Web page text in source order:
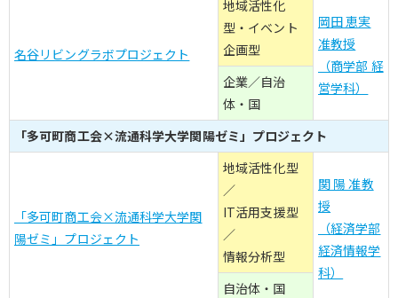
名谷リビングラボプロジェクト
地域活性化
型・イベント
企画型
岡田 恵実
准教授
（商学部 経
営学科）
企業／自治
体・国
「多可町商工会×流通科学大学関陽ゼミ」プロジェクト
「多可町商工会×流通科学大学関
陽ゼミ」プロジェクト
地域活性化型
／
IT活用支援型
／
情報分析型
関 陽 准教
授
（経済学部
経済情報学
科）
自治体・国